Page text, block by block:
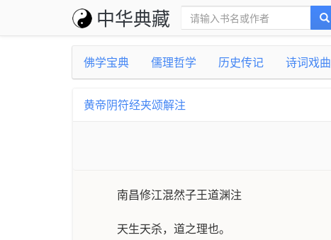
中华典藏
佛学宝典 儒理哲学 历史传记 诗词戏曲
黄帝阴符经夹颂解注
南昌修江混然子王道渊注
天生天杀，道之理也。